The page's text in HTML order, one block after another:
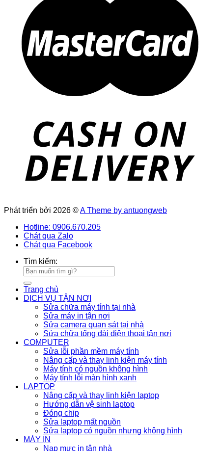
Phát triển bởi 2026 ©A Theme by antuongweb
Hotline: 0906.670.205
Chát qua Zalo
Chát qua Facebook
Tìm kiếm:
Trang chủ
DỊCH VỤ TẬN NƠI
Sửa chữa máy tính tại nhà
Sửa máy in tận nơi
Sửa camera quan sát tại nhà
Sửa chữa tổng đài điện thoại tận nơi
COMPUTER
Sửa lỗi phần mềm máy tính
Nâng cấp và thay linh kiện máy tính
Máy tính có nguồn không hình
Máy tính lỗi màn hình xanh
LAPTOP
Nâng cấp và thay linh kiện laptop
Hướng dẫn vệ sinh laptop
Đóng chip
Sửa laptop mất nguồn
Sửa laptop có nguồn nhưng không hình
MÁY IN
Nạp mực in tận nhà